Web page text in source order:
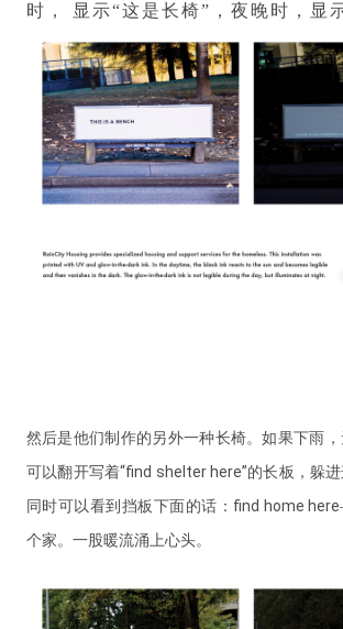
时，
显示“这是长椅”，夜晚时，显
然后是他们制作的另外一种长椅。如果下雨
可以翻开写着“find shelter here”的长板，躲进
同时可以看到挡板下面的话： find home here
个家。一股暖流涌上心头。